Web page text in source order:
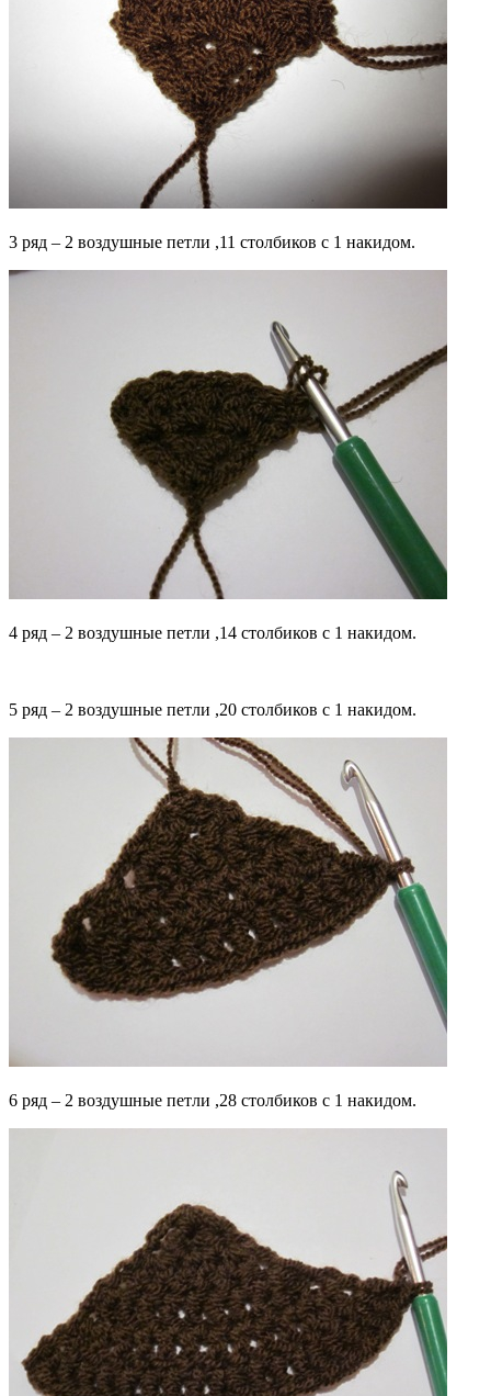
3 ряд – 2 воздушные петли ,11 столбиков с 1 накидом.
4 ряд – 2 воздушные петли ,14 столбиков с 1 накидом.
5 ряд – 2 воздушные петли ,20 столбиков с 1 накидом.
6 ряд – 2 воздушные петли ,28 столбиков с 1 накидом.